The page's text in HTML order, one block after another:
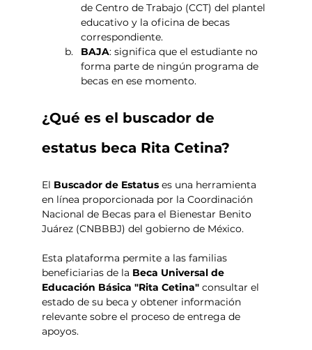
de Centro de Trabajo (CCT) del plantel
educativo y la oficina de becas
correspondiente.
BAJA: significa que el estudiante no
forma parte de ningún programa de
becas en ese momento.
¿Qué es el buscador de
estatus beca Rita Cetina?
El Buscador de Estatus es una herramienta
en línea proporcionada por la Coordinación
Nacional de Becas para el Bienestar Benito
Juárez (CNBBBJ) del gobierno de México.
Esta plataforma permite a las familias
beneficiarias de la Beca Universal de
Educación Básica "Rita Cetina" consultar el
estado de su beca y obtener información
relevante sobre el proceso de entrega de
apoyos.